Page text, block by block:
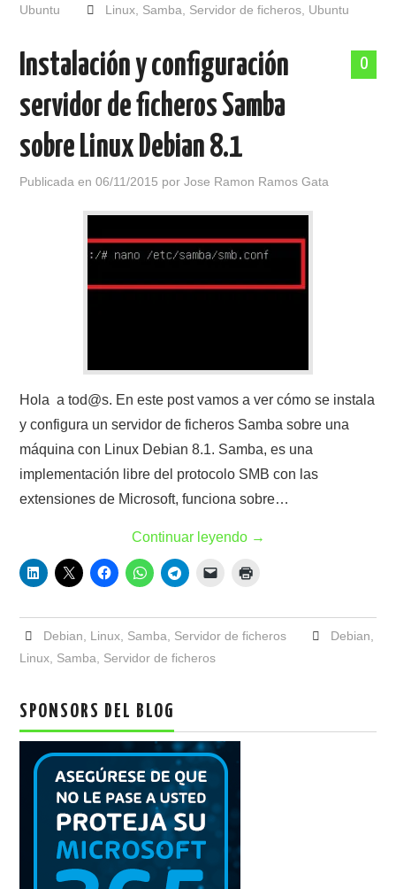
Ubuntu
Linux, Samba Servidor de ficheros, Ubuntu
0
Instalación y configuración
servidor de ficheros Samba
sobre Linux Debian 8.1
Publicada en06/11/2015 porJose Ramon Ramos Gata
Hola a tod@s. En este post vamos a ver cómo se instala
y configura un servidor de ficheros Samba sobre una
máquina con Linux Debian 8.1. Samba, es una
implementación libre del protocolo SMB con las
extensiones de Microsoft, funciona sobre…
Continuar leyendo →
Debian Linux, Samba Servidor de ficheros Debian
Linux Samba Servidor de ficheros
SPONSORS DEL BLOG